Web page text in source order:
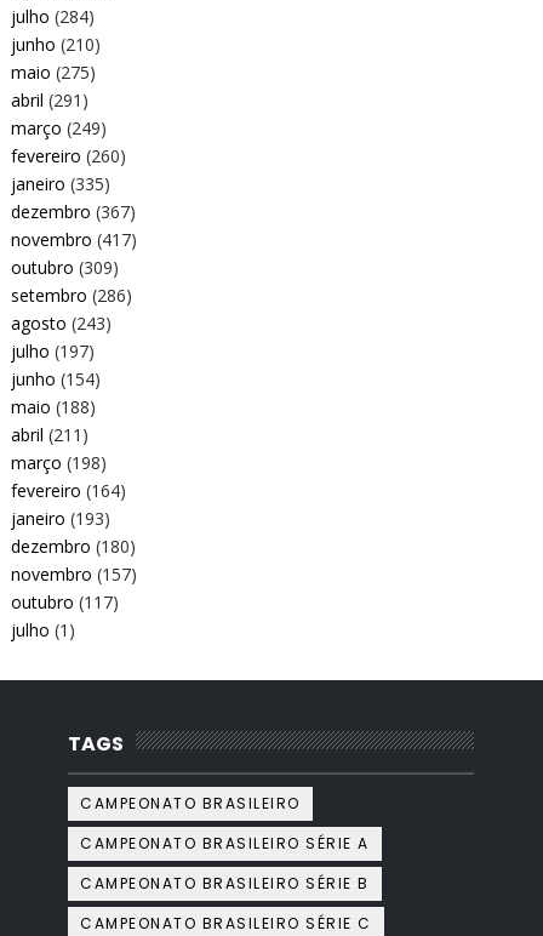
julho (284)
junho (210)
maio (275)
abril (291)
março (249)
fevereiro (260)
janeiro (335)
dezembro (367)
novembro (417)
outubro (309)
setembro (286)
agosto (243)
julho (197)
junho (154)
maio (188)
abril (211)
março (198)
fevereiro (164)
janeiro (193)
dezembro (180)
novembro (157)
outubro (117)
julho (1)
TAGS
CAMPEONATO BRASILEIRO
CAMPEONATO BRASILEIRO SÉRIE A
CAMPEONATO BRASILEIRO SÉRIE B
CAMPEONATO BRASILEIRO SÉRIE C